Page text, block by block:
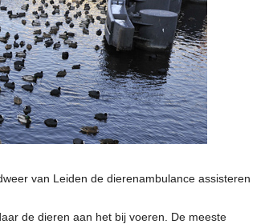
van Leiden de dierenambulance assisteren
de dieren aan het bij voeren. De meeste